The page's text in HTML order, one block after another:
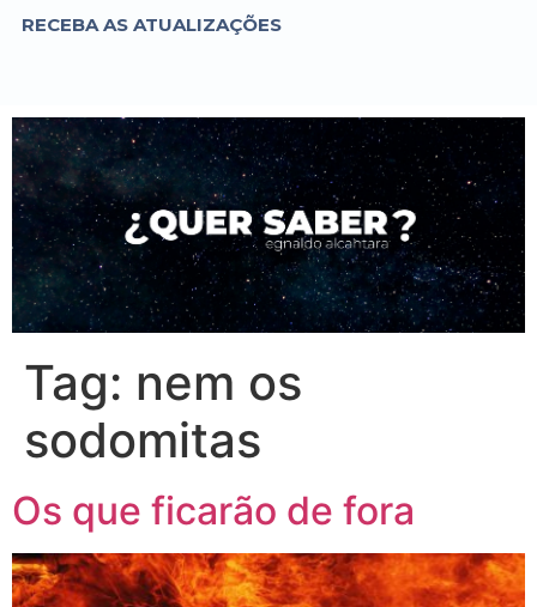
RECEBA AS ATUALIZAÇÕES
Tag: nem os
sodomitas
Os que ficarão de fora